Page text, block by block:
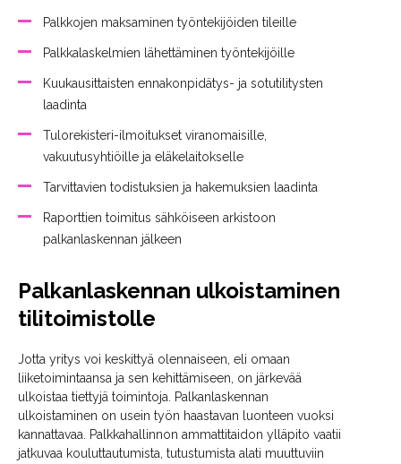
Palkkojen maksaminen työntekijöiden tileille
Palkkalaskelmien lähettäminen työntekijöille
Kuukausittaisten ennakonpidätys- ja sotutilitysten
laadinta
Tulorekisteri-ilmoitukset viranomaisille,
vakuutusyhtiöille ja eläkelaitokselle
Tarvittavien todistuksien ja hakemuksien laadinta
Raporttien toimitus sähköiseen arkistoon
palkanlaskennan jälkeen
Palkanlaskennan ulkoistaminen
tilitoimistolle
Jotta yritys voi keskittyä olennaiseen, eli omaan
liiketoimintaansa ja sen kehittämiseen, on järkevää
ulkoistaa tiettyjä toimintoja. Palkanlaskennan
ulkoistaminen on usein työn haastavan luonteen vuoksi
kannattavaa. Palkkahallinnon ammattitaidon ylläpito vaatii
jatkuvaa kouluttautumista, tutustumista alati muuttuviin